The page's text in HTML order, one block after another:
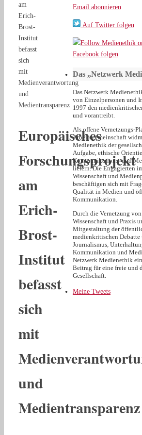
am
Erich-
Brost-
Institut
befasst
sich
mit
Medienverantwortung
und
Medientransparenz
Europäisches
Forschungsprojekt
am
Erich-
Brost-
Institut
befasst
sich
mit
und
Medientransparenz
Email abonnieren
Auf Twitter folgen
Facebook folgen
Das „Netzwerk
Das Netzwerk
von Einzelpersonen und
1997 den
und vorantreibt.
Als offene Vernetzungs-
Arbeitsgemeinschaft
Medienethik der
Aufgabe, ethische
Kommunikations- und
liefern. Die Engagierten
Wissenschaft und
beschäftigen sich mit
Qualität in Medien und
Kommunikation.
Durch die Vernetzung
Wissenschaft und Praxis
Mitgestaltung der
medienkritischen
Journalismus,
Kommunikation und
Netzwerk Medienethik
Beitrag für eine freie und
Gesellschaft.
Meine Tweets